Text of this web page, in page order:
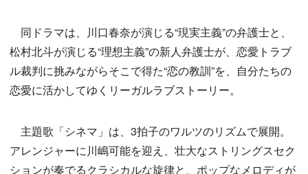
同ドラマは、川口春奈が演じる“現実主義”の弁護士と、
松村北斗が演じる“理想主義”の新人弁護士が、恋愛トラブ
ル裁判に挑みながらそこで得た“恋の教訓”を、自分たちの
恋愛に活かしてゆくリーガルラブストーリー。
主題歌「シネマ」は、3拍子のワルツのリズムで展開。
アレンジャーに川嶋可能を迎え、壮大なストリングスセク
ションが奏でるクラシカルな旋律と、ポップなメロディが